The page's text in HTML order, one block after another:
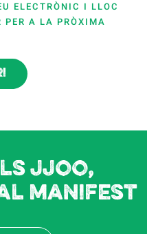
ELECTRÒNIC I LLOC
PER A LA PRÒXIMA
JJOO,
manifest